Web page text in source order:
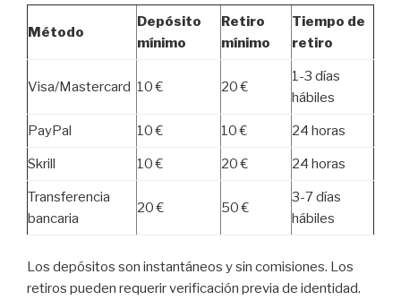
Método
Depósito
mínimo
Retiro
mínimo
Tiempo de
retiro
Visa/Mastercard 10 € 20 €
1-3 días
hábiles
PayPal 10 € 10 € 24 horas
Skrill 10 € 20 € 24 horas
Transferencia
bancaria
20 € 50 €
3-7 días
hábiles
Los depósitos son instantáneos y sin comisiones. Los
retiros pueden requerir verificación previa de identidad.